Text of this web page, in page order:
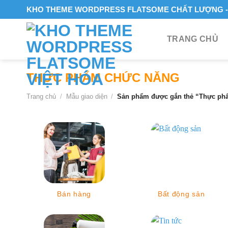
to
KHO THEME WORDPRESS FLATSOME CHẤT LƯỢNG
TRANG CHỦ
THỰC PHẨM CHỨC NĂNG
Trang chủ / Mẫu giao diện / Sản phẩm được gắn thẻ “Thực
Bán hàng Bất động sản